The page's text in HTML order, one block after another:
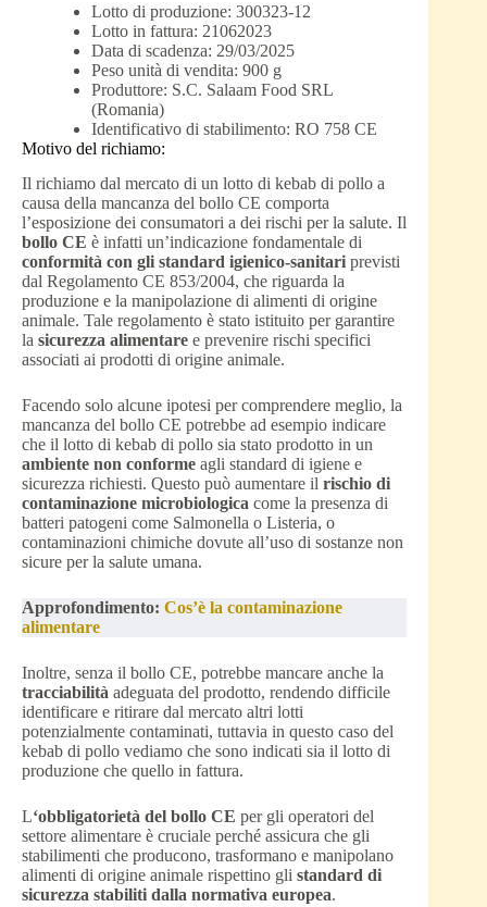
Lotto di produzione: 300323-12
Lotto in fattura: 21062023
Data di scadenza: 29/03/2025
Peso unità di vendita: 900 g
Produttore: S.C. Salaam Food SRL
(Romania)
Identificativo di stabilimento: RO 758 CE
Motivo del richiamo:
Il richiamo dal mercato di un lotto di kebab di pollo a
causa della mancanza del bollo CE comporta
l’esposizione dei consumatori a dei rischi per la salute. Il
bollo CE è infatti un’indicazione fondamentale di
conformità con gli standard igienico-sanitari previsti
dal Regolamento CE 853/2004, che riguarda la
produzione e la manipolazione di alimenti di origine
animale. Tale regolamento è stato istituito per garantire
la sicurezza alimentare e prevenire rischi specifici
associati ai prodotti di origine animale.
Facendo solo alcune ipotesi per comprendere meglio, la
mancanza del bollo CE potrebbe ad esempio indicare
che il lotto di kebab di pollo sia stato prodotto in un
ambiente non conforme agli standard di igiene e
sicurezza richiesti. Questo può aumentare il rischio di
contaminazione microbiologica come la presenza di
batteri patogeni come Salmonella o Listeria, o
contaminazioni chimiche dovute all’uso di sostanze non
sicure per la salute umana.
Approfondimento: Cos’è la contaminazione
alimentare
Inoltre, senza il bollo CE, potrebbe mancare anche la
tracciabilità adeguata del prodotto, rendendo difficile
identificare e ritirare dal mercato altri lotti
potenzialmente contaminati, tuttavia in questo caso del
kebab di pollo vediamo che sono indicati sia il lotto di
produzione che quello in fattura.
L‘obbligatorietà del bollo CE per gli operatori del
settore alimentare è cruciale perché assicura che gli
stabilimenti che producono, trasformano e manipolano
alimenti di origine animale rispettino gli standard di
sicurezza stabiliti dalla normativa europea.